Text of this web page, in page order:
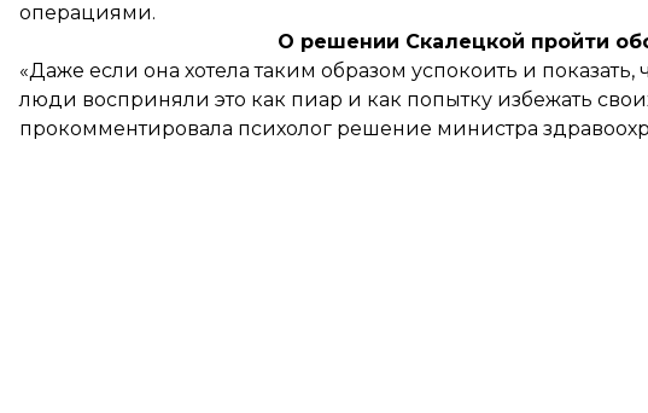
операциями.
О решении Скалецкой пройти
«Даже если она хотела таким образом успокоить и
люди восприняли это как пиар и как попытку избежать
прокомментировала психолог решение министра